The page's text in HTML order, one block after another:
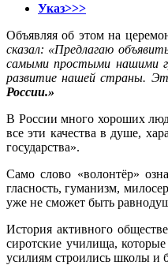
Указ>>>
Объявляя об этом на
сказал: «Предлагаю
самыми простыми нашими
развитие нашей страны.
России.»
В России много хороших
все эти качества в душе,
государства».
Само слово «волонтёр»
гласность, гуманизм,
уже не сможет быть
История активного
сиротские училища,
усилиям строились школы и